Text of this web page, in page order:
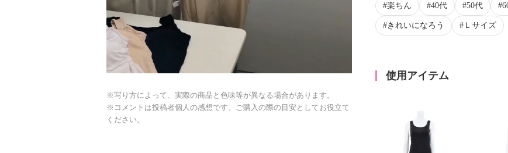
※写り方によって、実際の商品と色味等が異なる場合があります。
※コメントは投稿者個人の感想です。ご購入の際の目安としてお役立て
ください。
楽ちん 40代 50代
きれいになろう Ｌサイズ
使用アイテム